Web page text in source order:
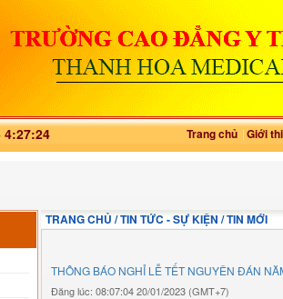
4:27:24 Trang chủ Giới
TRANG CHỦ / TIN TỨC - SỰ KIỆN / TIN MỚI
THÔNG BÁO NGHỈ LỄ TẾT NGUYÊN ĐÁN
Đăng lúc: 08:07:04 20/01/2023 (GMT+7)